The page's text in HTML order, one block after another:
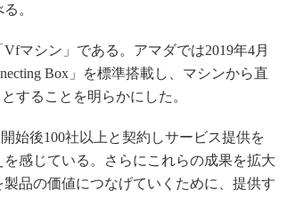
。
マシン」である。アマダでは2019年4月
Box」を標準搭載し、マシンから直
することを明らかにした。
始後100社以上と契約しサービス提供を
感じている。さらにこれらの成果を拡大
品の価値につなげていくために、提供す